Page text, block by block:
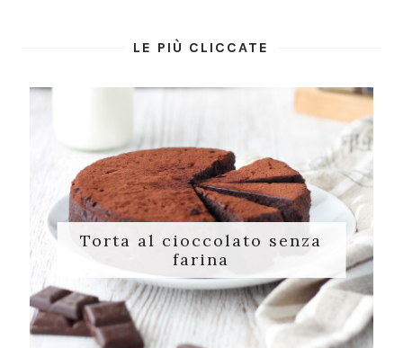
LE PIÙ CLICCATE
Torta al cioccolato senza
farina